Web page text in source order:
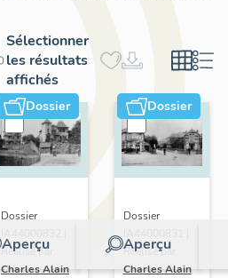
Sélectionner
les résultats
affichés
Dossier
Aperçu
Dossier
Réalisé par
Charles Alain
Dossier
Aperçu
Dossier
Réalisé par
Charles Alain